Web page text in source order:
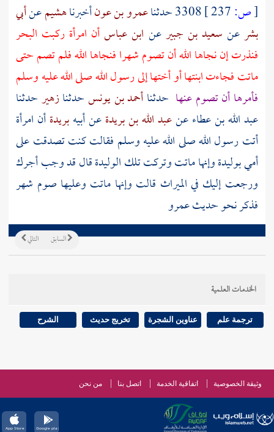
[ص: 3308 حدثنا عمرو بن عونأخبرناهشيمعنأبي
بشرعن سعيد بن جبيرعن ابن عباسأن امرأة ركبت البحر
فنذرت إن نجاها الله أن تصوم شهرا فنجاها الله فلم تصم حتى
ماتت فجاءت ابنتها أو أختها إلى رسول الله صلى الله عليه وسلم
فأمرها أن تصوم عنها حدثناأحمد بن يونسحدثنازهيرحدثنا
عبد الله بن عطاءعنعبد الله بن بريدةعن أبيهبريدةأن امرأة
أتت رسول الله صلى الله عليه وسلم فقالت كنت تصدقت على
أمي بوليدة وإنها ماتت وتركت تلك الوليدة قال قد وجب أجرك
ورجعت إليك في الميراث قالت وإنها ماتت وعليها صوم شهر
فذكر نحو حديثعمرو
التالي السابق
الخدمات العلمية
ترجمة علم عناوين الشجرة تخريج حديث الشرح
وثيقة الخصوصية اتفاقية الخدمة اتصل بنا من نحن